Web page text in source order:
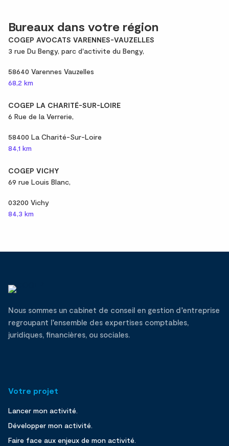
Bureaux dans votre région
COGEP AVOCATS VARENNES-VAUZELLES
3 rue Du Bengy, parc d'activite du Bengy,
58640 Varennes Vauzelles
68,2 km
COGEP LA CHARITÉ-SUR-LOIRE
6 Rue de la Verrerie,
58400 La Charité-Sur-Loire
84,1 km
COGEP VICHY
69 rue Louis Blanc,
03200 Vichy
84,3 km
Nous sommes un cabinet de conseil en gestion d’entreprise
regroupant l’ensemble des expertises comptables,
juridiques, financières, ou sociales.
Votre projet
Lancer mon activité.
Développer mon activité.
Faire face aux enjeux de mon activité.